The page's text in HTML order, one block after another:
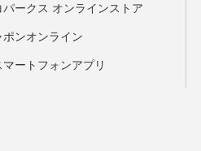
パークス オンラインストア
ポンオンライン
マートフォンアプリ